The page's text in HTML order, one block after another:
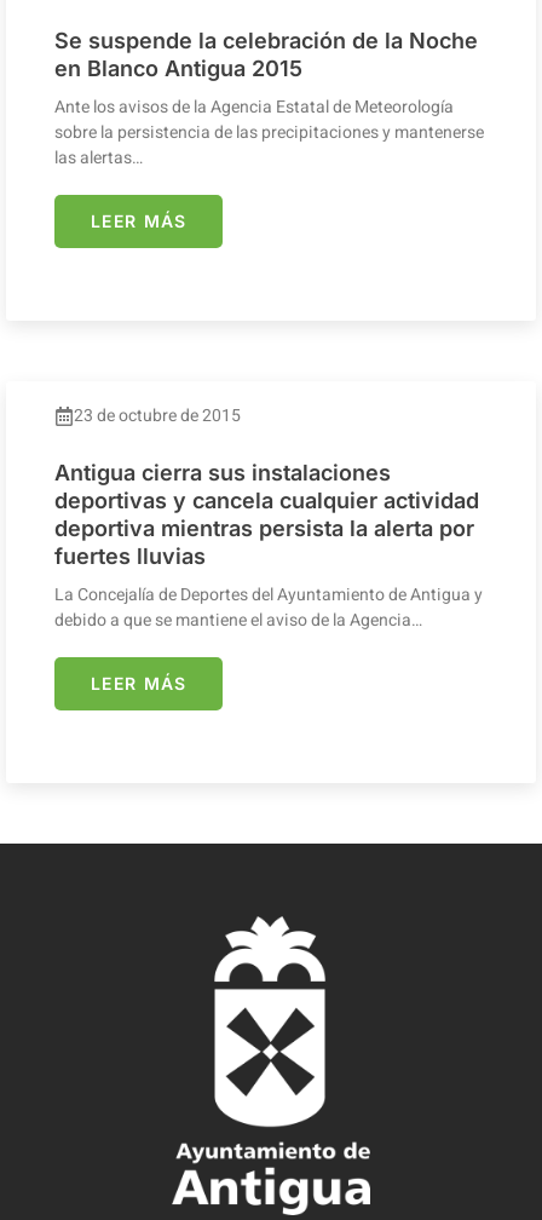
Se suspende la celebración de la Noche
en Blanco Antigua 2015
Ante los avisos de la Agencia Estatal de Meteorología
sobre la persistencia de las precipitaciones y mantenerse
las alertas…
LEER MÁS
23 de octubre de 2015
Antigua cierra sus instalaciones
deportivas y cancela cualquier actividad
deportiva mientras persista la alerta por
fuertes lluvias
La Concejalía de Deportes del Ayuntamiento de Antigua y
debido a que se mantiene el aviso de la Agencia…
LEER MÁS